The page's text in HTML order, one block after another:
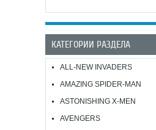
КАТЕГОРИИ РАЗДЕЛА
ALL-NEW INVADERS
AMAZING SPIDER-MAN
ASTONISHING X-MEN
AVENGERS